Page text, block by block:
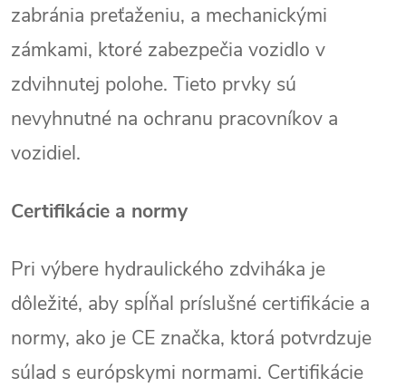
zabránia preťaženiu, a mechanickými
zámkami, ktoré zabezpečia vozidlo v
zdvihnutej polohe. Tieto prvky sú
nevyhnutné na ochranu pracovníkov a
vozidiel.
Certifikácie a normy
Pri výbere hydraulického zdviháka je
dôležité, aby spĺňal príslušné certifikácie a
normy, ako je CE značka, ktorá potvrdzuje
súlad s európskymi normami. Certifikácie